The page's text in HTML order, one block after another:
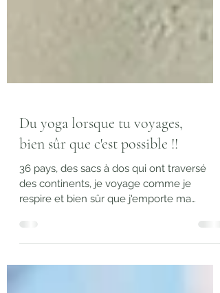
Du yoga lorsque tu voyages,
bien sûr que c'est possible !!
36 pays, des sacs à dos qui ont traversé
respire et bien sûr que j'emporte ma
pratique de yoga avec moi, oublierais-tu